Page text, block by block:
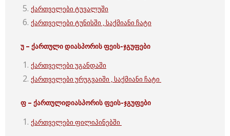
ქართველები ტუვალუში
ქართველები ტუნისში , საქმიანი ჩატი
უ – ქართულიდიასპორის ფეის-ჯგუფები
ქართველები უგანდაში
ქართველები ურუგვაიში , საქმიანი ჩატი
ფ – ქართულიდიასპორის ფეის-ჯგუფები
ქართველები ფილიპინებში